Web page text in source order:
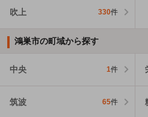
吹上 330件
鴻巣市の町域から探す
中央 1件
筑波 65件